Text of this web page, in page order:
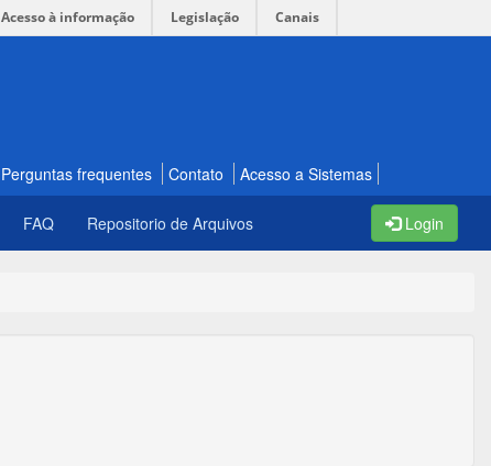
Acesso à informação Legislação Canais
Perguntas frequentes Contato Acesso a Sistemas
FAQ Repositorio de Arquivos Login